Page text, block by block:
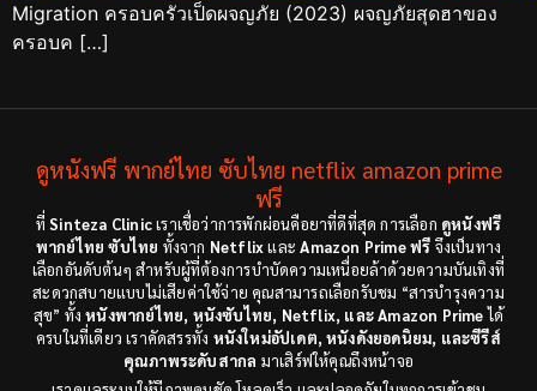
Migration ครอบครัวเป็ดผจญภัย (2023) ผจญภัยสุดฮาของ
ครอบค […]
ดูหนังฟรี พากย์ไทย ซับไทย netflix amazon prime
ฟรี
ที่Sinteza Clinicเราเชื่อว่าการพักผ่อนคือยาที่ดีที่สุด การเลือก ดูหนังฟรี
พากย์ไทย ซับไทย ทั้งจาก NetflixและAmazon Prime ฟรี จึงเป็นทาง
เลือกอันดับต้นๆ สำหรับผู้ที่ต้องการบำบัดความเหนื่อยล้าด้วยความบันเทิงที่
สะดวกสบายแบบไม่เสียค่าใช้จ่าย คุณสามารถเลือกรับชม “สารบำรุงความ
สุข” ทั้งหนังพากย์ไทย, หนังซับไทย, Netflix, และ Amazon Primeได้
ครบในที่เดียว เราคัดสรรทั้ง หนังใหม่อัปเดต, หนังดังยอดนิยม, และซีรีส์
คุณภาพระดับสากล มาเสิร์ฟให้คุณถึงหน้าจอ